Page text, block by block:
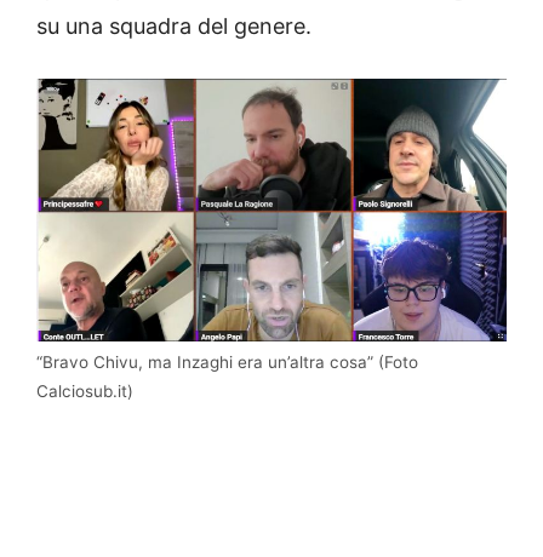
su una squadra del genere.
“Bravo Chivu, ma Inzaghi era un’altra cosa” (Foto
Calciosub.it)